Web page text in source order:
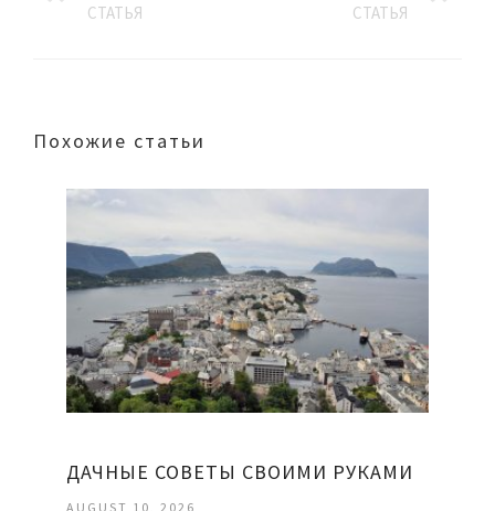
СТАТЬЯ
СТАТЬЯ
Похожие статьи
ДАЧНЫЕ СОВЕТЫ СВОИМИ РУКАМИ
AUGUST 10, 2026